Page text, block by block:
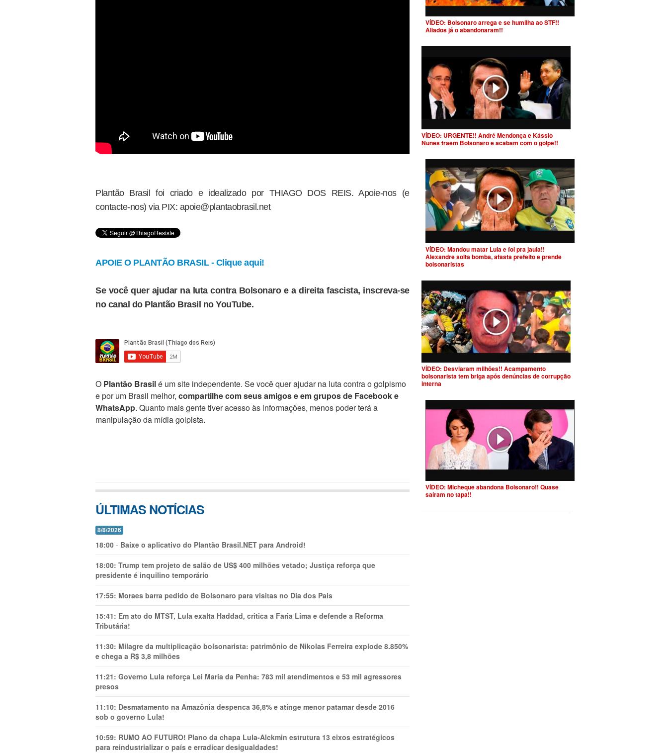
Plantão Brasil foi criado e idealizado por THIAGO DOS REIS. Apoie-nos (e
contacte-nos) via PIX: apoie@plantaobrasil.net
APOIE O PLANTÃO BRASIL - Clique aqui!
Se você quer ajudar na luta contra Bolsonaro e a direita fascista, inscreva-se
no canal do Plantão Brasil no YouTube.
O Plantão Brasilé um site independente. Se você quer ajudar na luta contra o golpismo
e por um Brasil melhor, compartilhe com seus amigos e em grupos de Facebook e
WhatsApp. Quanto mais gente tiver acesso às informações, menos poder terá a
manipulação da mídia golpista.
ÚLTIMAS NOTÍCIAS
8/8/2026
18:00 - Baixe o aplicativo do Plantão Brasil.NET para Android!
18:00: Trump tem projeto de salão de US$ 400 milhões vetado; Justiça reforça que
presidente é inquilino temporário
17:55: Moraes barra pedido de Bolsonaro para visitas no Dia dos Pais
15:41: Em ato do MTST, Lula exalta Haddad, critica a Faria Lima e defende a Reforma
Tributária!
11:30: Milagre da multiplicação bolsonarista: patrimônio de Nikolas Ferreira explode 8.850%
e chega a R$ 3,8 milhões
11:21: Governo Lula reforça Lei Maria da Penha: 783 mil atendimentos e 53 mil agressores
presos
11:10: Desmatamento na Amazônia despenca 36,8% e atinge menor patamar desde 2016
sob o governo Lula!
10:59: RUMO AO FUTURO! Plano da chapa Lula-Alckmin estrutura 13 eixos estratégicos
para reindustrializar o país e erradicar desigualdades!
VÍDEO: Bolsonaro arrega e se humilha ao STF!!
Aliados já o abandonaram!!
VÍDEO: URGENTE!! André Mendonça e Kássio
Nunes traem Bolsonaro e acabam com o golpe!!
VÍDEO: Mandou matar Lula e foi pra jaula!!
Alexandre solta bomba, afasta prefeito e prende
bolsonaristas
VÍDEO: Desviaram milhões!! Acampamento
bolsonarista tem briga após denúncias de corrupção
interna
VÍDEO: Micheque abandona Bolsonaro!! Quase
saíram no tapa!!